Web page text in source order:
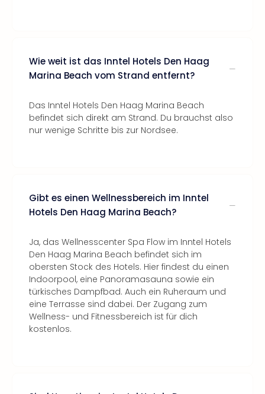
Wie weit ist das Inntel Hotels Den Haag
Marina Beach vom Strand entfernt?
Das Inntel Hotels Den Haag Marina Beach
befindet sich direkt am Strand. Du brauchst also
nur wenige Schritte bis zur Nordsee.
Gibt es einen Wellnessbereich im Inntel
Hotels Den Haag Marina Beach?
Ja, das Wellnesscenter Spa Flow im Inntel Hotels
Den Haag Marina Beach befindet sich im
obersten Stock des Hotels. Hier findest du einen
Indoorpool, eine Panoramasauna sowie ein
türkisches Dampfbad. Auch ein Ruheraum und
eine Terrasse sind dabei. Der Zugang zum
Wellness- und Fitnessbereich ist für dich
kostenlos.